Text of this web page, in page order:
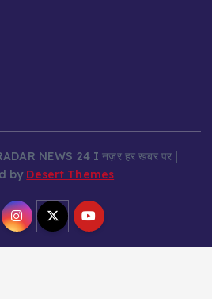
byDesert Themes